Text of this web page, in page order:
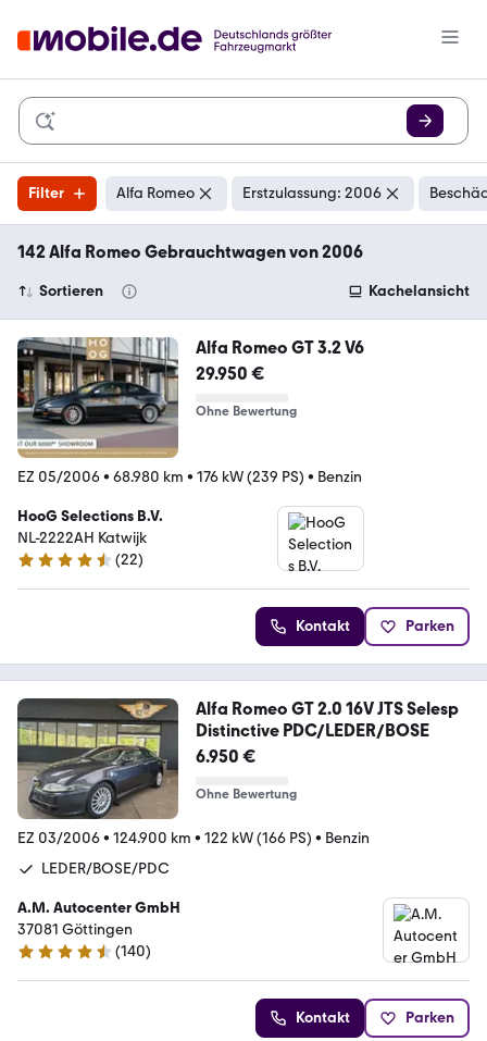
Filter Alfa Romeo Erstzulassung: 2006
142 Alfa Romeo Gebrauchtwagen von 2006
Sortieren Kachelansicht
Alfa Romeo GT 3.2 V6
29.950 €
Ohne Bewertung
EZ 05/2006• 68.980 km • 176 kW (239 PS) • Benzin
HooG Selections B.V.
NL-2222AH Katwijk
4.3 Sterne
(22)
Kontakt Parken
Alfa Romeo GT 2.0 16V JTS Selesp
Distinctive PDC/LEDER/BOSE
6.950 €
Ohne Bewertung
EZ 03/2006• 124.900 km • 122 kW (166 PS) • Benzin
LEDER/BOSE/PDC
A.M. Autocenter GmbH
37081 Göttingen
4.4 Sterne
(140)
Kontakt Parken